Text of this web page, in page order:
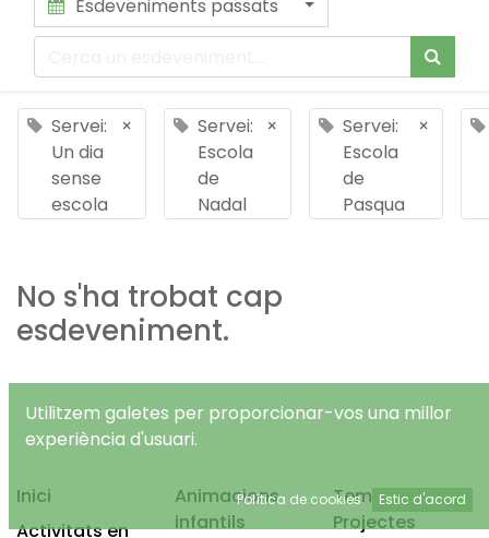
Esdeveniments passats
Servei:
Un dia
sense
escola
×
Servei:
Escola
de
Nadal
×
Servei:
Escola
de
Pasqua
×
No s'ha trobat cap
esdeveniment.
Inici
Activitats en
Animacions
infantils
Temps Lliure
Projectes
Utilitzem galetes per proporcionar-vos una millor
experiència d'usuari.
Política de cookies Estic d'acord